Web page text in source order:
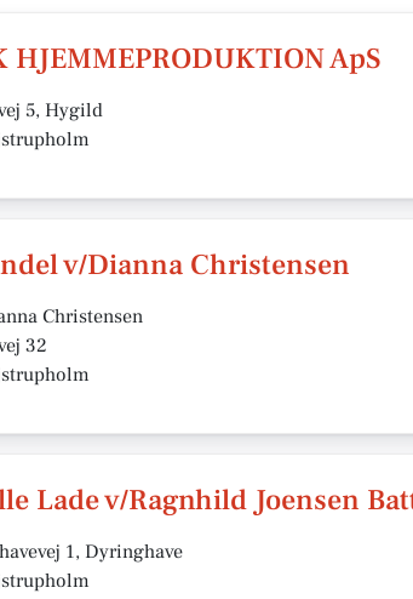
HJEMMEPRODUKTION ApS
5, Hygild
v/Dianna Christensen
Christensen
32
Lade v/Ragnhild Joensen
1, Dyringhave